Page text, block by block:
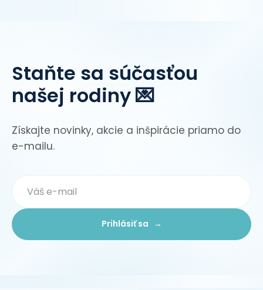
Staňte sa súčasťou
našej rodiny 💌
Získajte novinky, akcie a inšpirácie priamo do
e-mailu.
Prihlásiť sa →